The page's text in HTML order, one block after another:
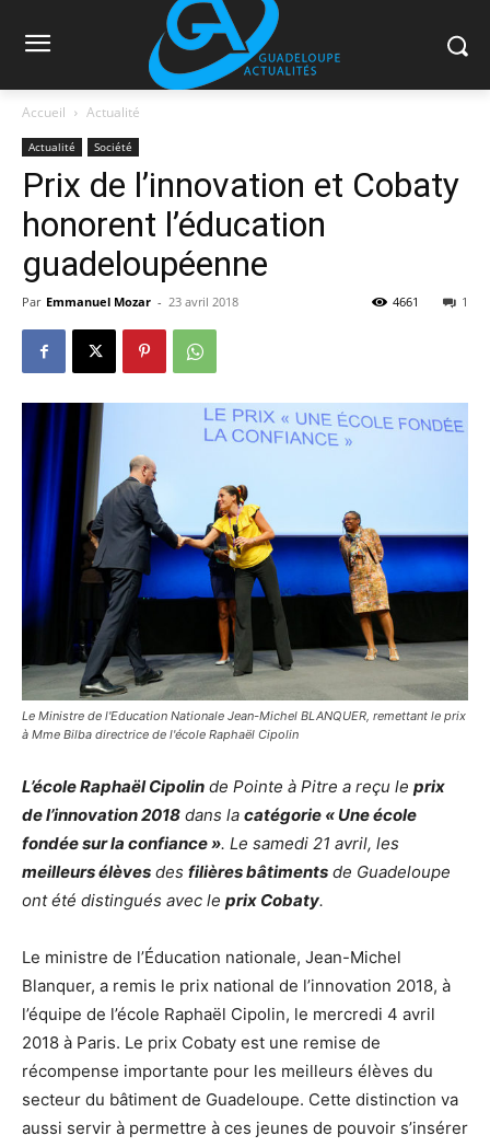
Accueil Actualité
Actualité Société
Prix de l’innovation et Cobaty
honorent l’éducation
guadeloupéenne
Par Emmanuel Mozar - 23 avril 2018 1
4661
Le Ministre de l'Education Nationale Jean-Michel BLANQUER, remettant le prix
à Mme Bilba directrice de l'école Raphaël Cipolin
L’école Raphaël Cipolin de Pointe à Pitre a reçu le prix
de l’innovation 2018 dans la catégorie « Une école
fondée sur la confiance ». Le samedi 21 avril, les
meilleurs élèves des filières bâtiments de Guadeloupe
ont été distingués avec le prix Cobaty.
Le ministre de l’Éducation nationale, Jean-Michel
Blanquer, a remis le prix national de l’innovation 2018, à
l’équipe de l’école Raphaël Cipolin, le mercredi 4 avril
2018 à Paris. Le prix Cobaty est une remise de
récompense importante pour les meilleurs élèves du
secteur du bâtiment de Guadeloupe. Cette distinction va
aussi servir à permettre à ces jeunes de pouvoir s’insérer